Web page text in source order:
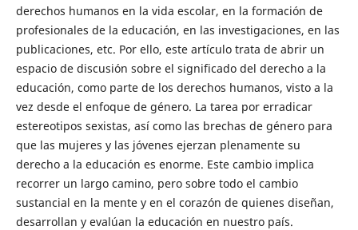
derechos humanos en la vida escolar, en la formación de
profesionales de la educación, en las investigaciones, en las
publicaciones, etc. Por ello, este artículo trata de abrir un
espacio de discusión sobre el significado del derecho a la
educación, como parte de los derechos humanos, visto a la
vez desde el enfoque de género. La tarea por erradicar
estereotipos sexistas, así como las brechas de género para
que las mujeres y las jóvenes ejerzan plenamente su
derecho a la educación es enorme. Este cambio implica
recorrer un largo camino, pero sobre todo el cambio
sustancial en la mente y en el corazón de quienes diseñan,
desarrollan y evalúan la educación en nuestro país.